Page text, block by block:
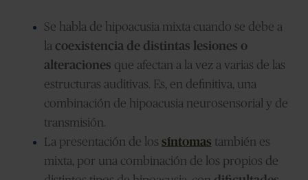
Se habla de hipoacusia mixta cuando se debe a
la coexistencia de distintas lesiones o
alteraciones que afectan a la vez a varias de las
estructuras auditivas. Es, en definitiva, una
combinación de hipoacusia neurosensorial y de
transmisión.
La presentación de los síntomas también es
mixta, por una combinación de los propios de